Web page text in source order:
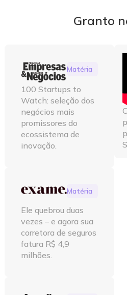
Granto
Matéria
100 Startups to
Watch: seleção dos
negócios mais
promissores do
ecossistema de
inovação.
Matéria
Ele quebrou duas
vezes – e agora sua
corretora de seguros
fatura R$ 4,9
milhões.